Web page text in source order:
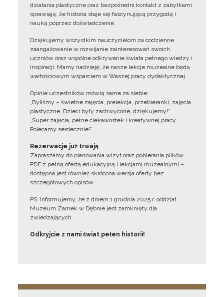
działania plastyczne oraz bezpośredni kontakt z zabytkami
sprawiają, że historia staje się fascynującą przygodą i
nauką poprzez doświadczenie.
Dziękujemy wszystkim nauczycielom za codzienne
zaangażowanie w rozwijanie zainteresowań swoich
uczniów oraz wspólne odkrywanie świata pełnego wiedzy i
inspiracji. Mamy nadzieję, że nasze lekcje muzealne będą
wartościowym wsparciem w Waszej pracy dydaktycznej.
Opinie uczestników mówią same za siebie:
„Byliśmy – świetne zajęcia, prelekcja, przebieranki, zajęcia
plastyczne. Dzieci były zachwycone, dziękujemy!”
„Super zajęcia, pełne ciekawostek i kreatywnej pracy.
Polecamy serdecznie!”
Rezerwacje już trwają
Zapraszamy do planowania wizyt oraz pobierania plików
PDF z pełną ofertą edukacyjną i lekcjami muzealnymi –
dostępna jest również skrócona wersja oferty bez
szczegółowych opisów.
PS. Informujemy, że z dniem 1 grudnia 2025 r. oddział
Muzeum Zamek w Dębnie jest zamknięty dla
zwiedzających.
Odkryjcie z nami świat pełen historii!